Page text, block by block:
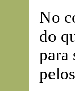
No
do
para